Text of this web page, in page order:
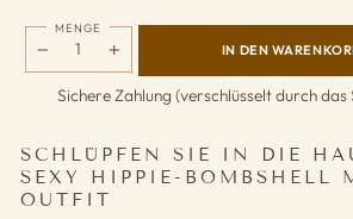
MENGE
IN DEN
Sichere Zahlung (verschlüsselt durch
SCHLÜPFEN SIE IN DIE
SEXY HIPPIE-BOMBSHELL
OUTFIT